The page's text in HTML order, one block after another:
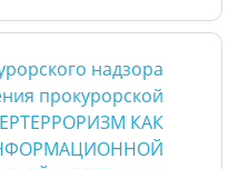
надзора
прокурорской
КАК